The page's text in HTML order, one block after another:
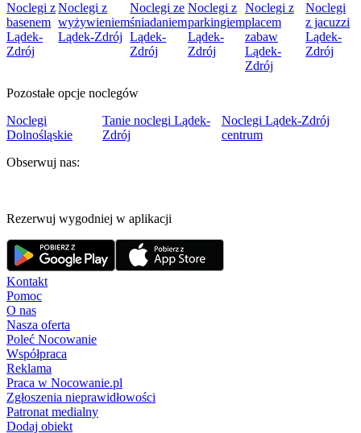
Noclegi z
basenem
Lądek-
Zdrój
Noclegi z
wyżywieniem
Lądek-Zdrój
Noclegi ze
śniadaniem
Lądek-
Zdrój
Noclegi z
parkingiem
Lądek-
Zdrój
Noclegi z
placem
zabaw
Lądek-
Zdrój
Noclegi
z jacuzzi
Lądek-
Zdrój
Pozostałe opcje noclegów
Noclegi
Dolnośląskie
Tanie noclegi Lądek-
Zdrój
Noclegi Lądek-Zdrój
centrum
Obserwuj nas:
Rezerwuj wygodniej w aplikacji
Kontakt
Pomoc
O nas
Nasza oferta
Poleć Nocowanie
Współpraca
Reklama
Praca w Nocowanie.pl
Zgłoszenia nieprawidłowości
Patronat medialny
Dodaj obiekt